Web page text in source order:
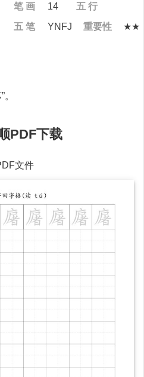
笔 画 14
五 行
五 笔 YNFJ 重要性 ★★
PDF下载
文件